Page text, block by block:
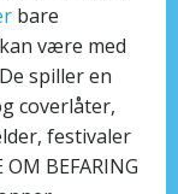
bare
være med
spiller en
coverlåter,
festivaler
BEFARING